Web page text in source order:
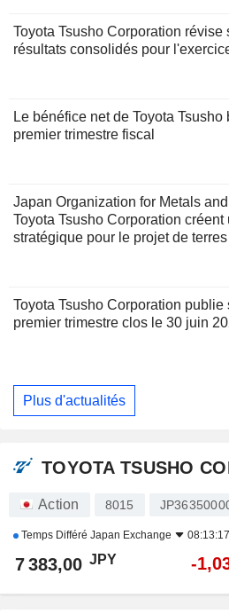
Toyota Tsusho Corporation révise
résultats consolidés pour
Le bénéfice net de Toyota Tsusho
premier trimestre fiscal
Japan Organization for Metals
Toyota Tsusho Corporation
stratégique pour le projet de
Toyota Tsusho Corporation
premier trimestre clos le 30 juin
Plus d'actualités
TOYOTA TSUSHO
Action 8015
Temps Différé Japan Exchange
7 383,00 JPY -